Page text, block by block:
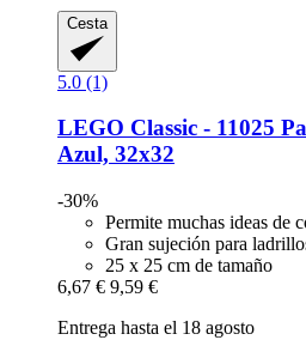
Cesta
5.0 (1)
LEGO Classic -​ 11025
Azul, 32x32
-30%
Permite muchas ideas de
Gran sujeción para
25 x 25 cm de tamaño
6,67 € 9,59 €
Entrega hasta el 18 agosto